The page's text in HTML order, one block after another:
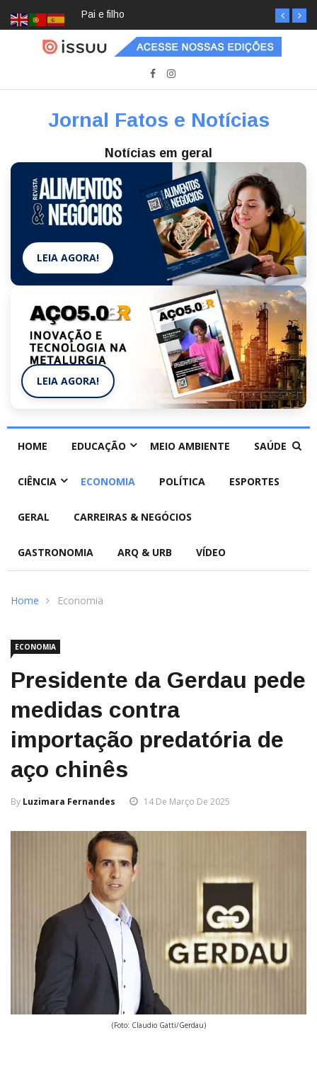
Pai e filho
Jornal Fatos e Notícias
Notícias em geral
LEIA AGORA!
LEIA AGORA!
HOME EDUCAÇÃO MEIO AMBIENTE SAÚDE
CIÊNCIA ECONOMIA POLÍTICA ESPORTES
GERAL CARREIRAS & NEGÓCIOS
GASTRONOMIA ARQ & URB VÍDEO
Home Economia
ECONOMIA
Presidente da Gerdau pede
medidas contra
importação predatória de
aço chinês
By Luzimara Fernandes 14 De Março De 2025
(Foto: Claudio Gatti/Gerdau)